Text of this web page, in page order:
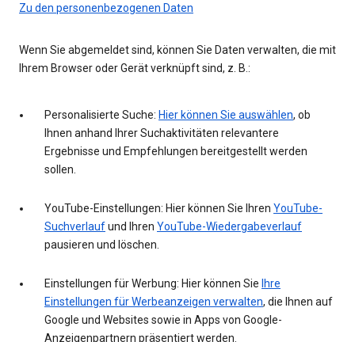
Zu den personenbezogenen Daten
Wenn Sie abgemeldet sind, können Sie Daten verwalten, die mit
Ihrem Browser oder Gerät verknüpft sind, z. B.:
Personalisierte Suche: Hier können Sie auswählen, ob
Ihnen anhand Ihrer Suchaktivitäten relevantere
Ergebnisse und Empfehlungen bereitgestellt werden
sollen.
YouTube-Einstellungen: Hier können Sie Ihren YouTube-
Suchverlaufund Ihren YouTube-Wiedergabeverlauf
pausieren und löschen.
Einstellungen für Werbung: Hier können Sie Ihre
Einstellungen für Werbeanzeigen verwalten, die Ihnen auf
Google und Websites sowie in Apps von Google-
Anzeigenpartnern präsentiert werden.